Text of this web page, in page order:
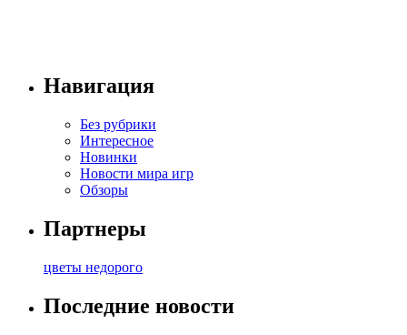
Навигация
Без рубрики
Интересное
Новинки
Новости мира игр
Обзоры
Партнеры
цветы недорого
Последние новости